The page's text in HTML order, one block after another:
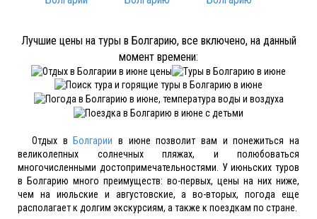
Лучшие цены на туры в Болгарию, все включено, на данный
момент времени:
Отдых в Болгарии в июне позволит вам и понежиться на
великолепных солнечных пляжах, и полюбоваться
многочисленными достопримечательностями. У июньских туров
в Болгарию много преимуществ: во-первых, цены на них ниже,
чем на июльские и августовские, а во-вторых, погода еще
располагает к долгим экскурсиям, а также к поездкам по стране.